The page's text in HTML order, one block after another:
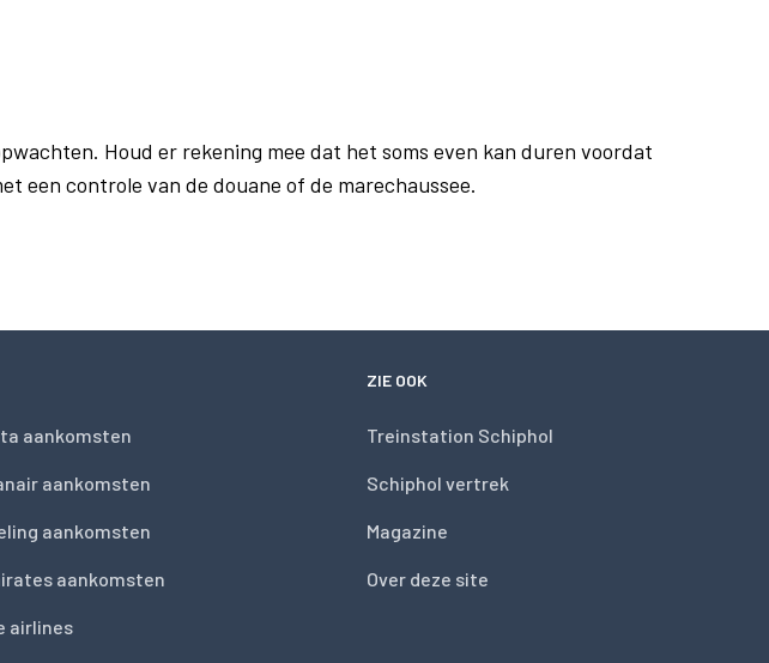
Houd er rekening mee dat het soms even kan duren voordat
een controle van de douane of de marechaussee.
aankomsten
aankomsten
aankomsten
aankomsten
airlines
ZIE OOK
Treinstation Schiphol
Schiphol vertrek
Magazine
Over deze site